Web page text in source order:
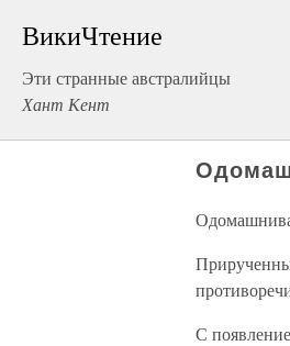
ВикиЧтение
Эти странные австралийцы
Хант Кент
С